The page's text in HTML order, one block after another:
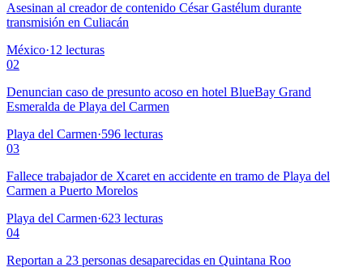
Asesinan al creador de contenido César Gastélum durante
transmisión en Culiacán
México·12 lecturas
02
Denuncian caso de presunto acoso en hotel BlueBay Grand
Esmeralda de Playa del Carmen
Playa del Carmen·596 lecturas
03
Fallece trabajador de Xcaret en accidente en tramo de Playa del
Carmen a Puerto Morelos
Playa del Carmen·623 lecturas
04
Reportan a 23 personas desaparecidas en Quintana Roo